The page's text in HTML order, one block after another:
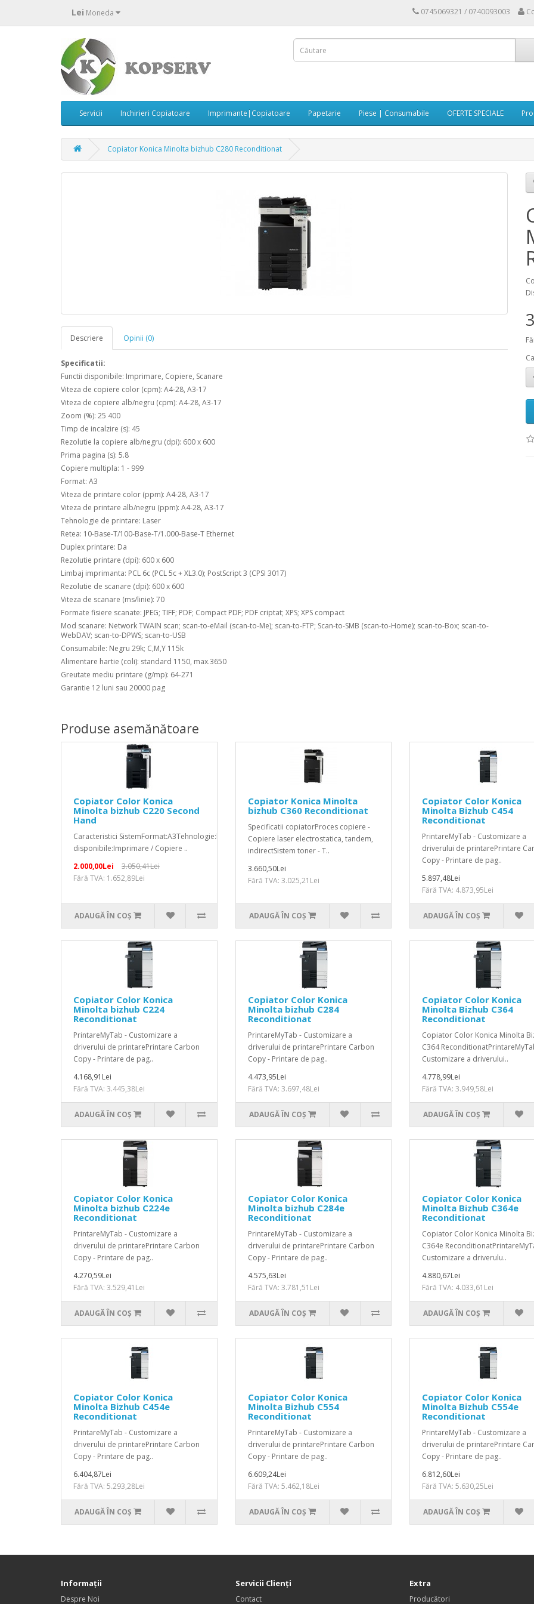
Lei Moneda 0745069321 / 0740093003
Servicii Inchirieri Copiatoare Imprimante|Copiatoare Papetarie Piese | Consumabile OFERTE SPECIALE
Copiator Konica Minolta bizhub C280 Reconditionat
Descriere Opinii (0)
Specificatii:
Functii disponibile: Imprimare, Copiere, Scanare
Viteza de copiere color (cpm): A4-28, A3-17
Viteza de copiere alb/negru (cpm): A4-28, A3-17
Zoom (%): 25 400
Timp de incalzire (s): 45
Rezolutie la copiere alb/negru (dpi): 600 x 600
Prima pagina (s): 5.8
Copiere multipla: 1 - 999
Format: A3
Viteza de printare color (ppm): A4-28, A3-17
Viteza de printare alb/negru (ppm): A4-28, A3-17
Tehnologie de printare: Laser
Retea: 10-Base-T/100-Base-T/1.000-Base-T Ethernet
Duplex printare: Da
Rezolutie printare (dpi): 600 x 600
Limbaj imprimanta: PCL 6c (PCL 5c + XL3.0); PostScript 3 (CPSI 3017)
Rezolutie de scanare (dpi): 600 x 600
Viteza de scanare (ms/linie): 70
Formate fisiere scanate: JPEG; TIFF; PDF; Compact PDF; PDF criptat; XPS; XPS compact
Mod scanare: Network TWAIN scan; scan-to-eMail (scan-to-Me); scan-to-FTP; Scan-to-SMB (scan-to-Home); scan-to-Box; scan-to-
WebDAV; scan-to-DPWS; scan-to-USB
Consumabile: Negru 29k; C,M,Y 115k
Alimentare hartie (coli): standard 1150, max.3650
Greutate mediu printare (g/mp): 64-271
Garantie 12 luni sau 20000 pag
Produse asemănătoare
Copiator Color Konica
Minolta bizhub C220 Second
Hand
Caracteristici SistemFormat:A3Tehnologie:laserTip:ColorFunctii
disponibile:Imprimare / Copiere ..
2.000,00Lei
3.050,41Lei
Fără TVA: 1.652,89Lei
ADAUGĂ ÎN COŞ
Copiator Konica Minolta
bizhub C360 Reconditionat
Specificatii copiatorProces copiere -
Copiere laser electrostatica, tandem,
indirectSistem toner - T..
3.660,50Lei
Fără TVA: 3.025,21Lei
ADAUGĂ ÎN COŞ
Copiator Color Konica
Minolta Bizhub C454
Reconditionat
PrintareMyTab - Customizare a
driverului de printarePrintare
Copy - Printare de pag..
5.897,48Lei
Fără TVA: 4.873,95Lei
ADAUGĂ ÎN COŞ
Copiator Color Konica
Minolta bizhub C224
Reconditionat
PrintareMyTab - Customizare a
driverului de printarePrintare Carbon
Copy - Printare de pag..
4.168,91Lei
Fără TVA: 3.445,38Lei
ADAUGĂ ÎN COŞ
Copiator Color Konica
Minolta bizhub C284
Reconditionat
PrintareMyTab - Customizare a
driverului de printarePrintare Carbon
Copy - Printare de pag..
4.473,95Lei
Fără TVA: 3.697,48Lei
ADAUGĂ ÎN COŞ
Copiator Color Konica
Minolta Bizhub C364
Reconditionat
Copiator Color Konica Minolta
C364
Customizare a driverului..
4.778,99Lei
Fără TVA: 3.949,58Lei
ADAUGĂ ÎN COŞ
Copiator Color Konica
Minolta bizhub C224e
Reconditionat
PrintareMyTab - Customizare a
driverului de printarePrintare Carbon
Copy - Printare de pag..
4.270,59Lei
Fără TVA: 3.529,41Lei
ADAUGĂ ÎN COŞ
Copiator Color Konica
Minolta bizhub C284e
Reconditionat
PrintareMyTab - Customizare a
driverului de printarePrintare Carbon
Copy - Printare de pag..
4.575,63Lei
Fără TVA: 3.781,51Lei
ADAUGĂ ÎN COŞ
Copiator Color Konica
Minolta Bizhub C364e
Reconditionat
Copiator Color Konica Minolta
C364e
Customizare a driverulu..
4.880,67Lei
Fără TVA: 4.033,61Lei
ADAUGĂ ÎN COŞ
Copiator Color Konica
Minolta Bizhub C454e
Reconditionat
PrintareMyTab - Customizare a
driverului de printarePrintare Carbon
Copy - Printare de pag..
6.404,87Lei
Fără TVA: 5.293,28Lei
ADAUGĂ ÎN COŞ
Copiator Color Konica
Minolta Bizhub C554
Reconditionat
PrintareMyTab - Customizare a
driverului de printarePrintare Carbon
Copy - Printare de pag..
6.609,24Lei
Fără TVA: 5.462,18Lei
ADAUGĂ ÎN COŞ
Copiator Color Konica
Minolta Bizhub C554e
Reconditionat
PrintareMyTab - Customizare a
driverului de printarePrintare
Copy - Printare de pag..
6.812,60Lei
Fără TVA: 5.630,25Lei
ADAUGĂ ÎN COŞ
Informaţii
Despre Noi
Servicii Clienţi
Contact
Extra
Producători